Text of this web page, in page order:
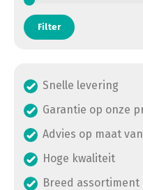
Filter
Snelle levering
Garantie op onze
Advies op maat
Hoge kwaliteit
Breed assortiment